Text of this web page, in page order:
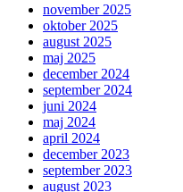
november 2025
oktober 2025
august 2025
maj 2025
december 2024
september 2024
juni 2024
maj 2024
april 2024
december 2023
september 2023
august 2023